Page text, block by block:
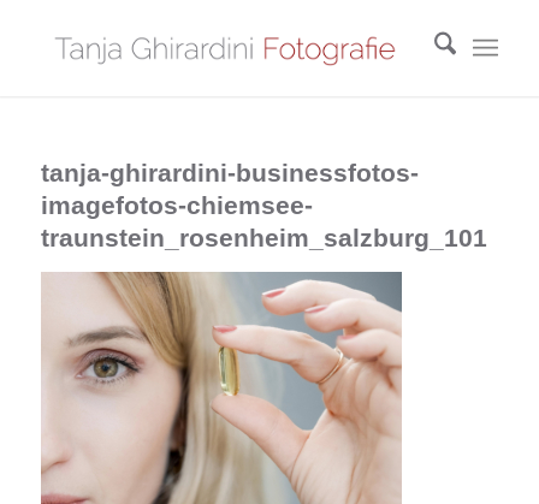
tanja-ghirardini-businessfotos-
imagefotos-chiemsee-
traunstein_rosenheim_salzburg_101